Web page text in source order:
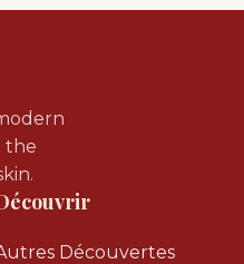
the
Découvertes